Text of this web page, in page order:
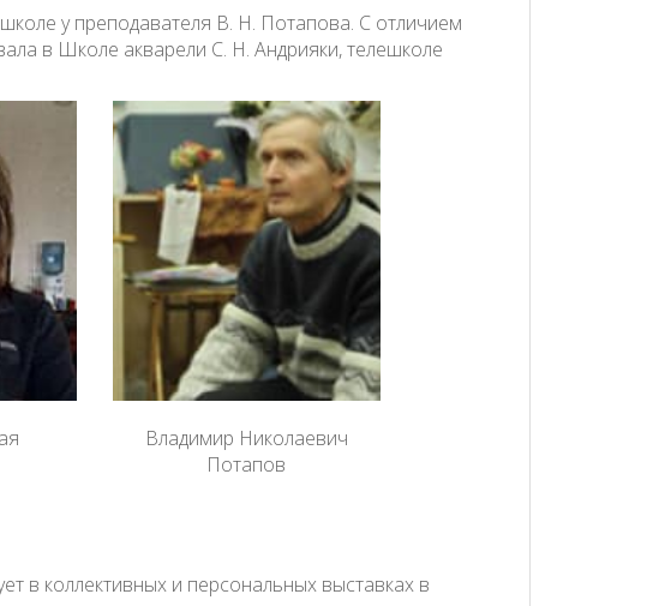
у преподавателя В. Н. Потапова. С отличием
в Школе акварели С. Н. Андрияки, телешколе
Владимир Николаевич
Потапов
в коллективных и персональных выставках в